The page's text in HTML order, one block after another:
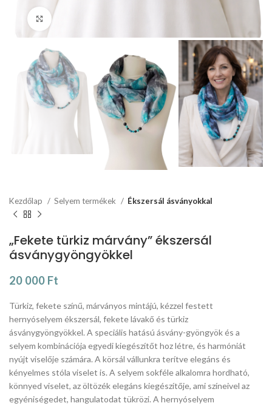
Click to enlarge
Kezdőlap Selyem termékek Ékszersál ásványokkal
„Fekete türkiz márvány” ékszersál
ásványgyöngyökkel
20 000 Ft
Türkiz, fekete színű, márványos mintájú, kézzel festett
hernyóselyem ékszersál, fekete lávakő és türkiz
ásványgyöngyökkel. A speciális hatású ásvány-gyöngyök és a
selyem kombinációja egyedi kiegészítőt hoz létre, és harmóniát
nyújt viselője számára. A körsál vállunkra terítve elegáns és
kényelmes stóla viselet is. A selyem sokféle alkalomra hordható,
könnyed viselet, az öltözék elegáns kiegészítője, ami színeivel az
egyéniségedet, hangulatodat tükrözi. A hernyóselyem